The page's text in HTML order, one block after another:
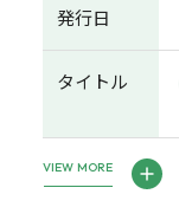
発行日
タイトル
VIEW MORE